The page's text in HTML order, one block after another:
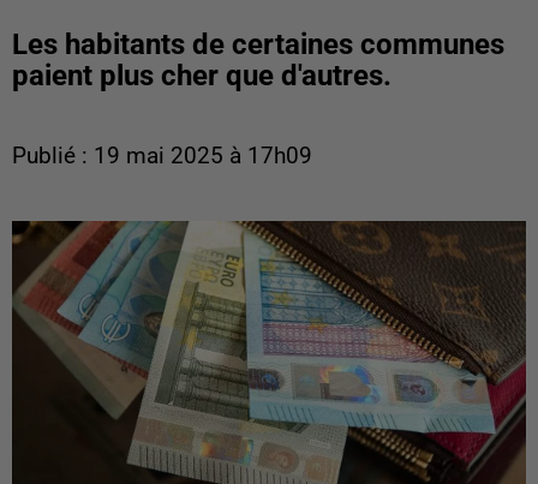
Les habitants de certaines communes
paient plus cher que d'autres.
Publié : 19 mai 2025 à 17h09